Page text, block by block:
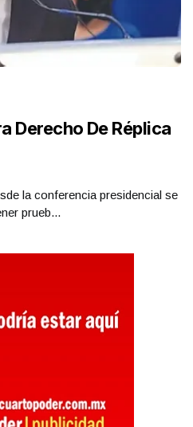
Derecho De Réplica
la conferencia presidencial se
prueb...